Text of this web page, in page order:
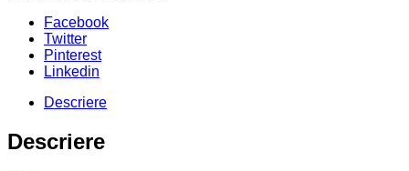
Facebook
Twitter
Pinterest
Linkedin
Descriere
Descriere